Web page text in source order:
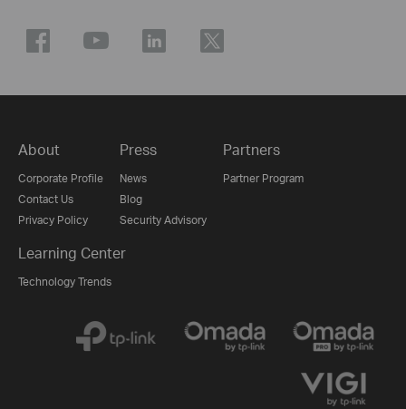
About
Corporate Profile
Contact Us
Privacy Policy
Press
News
Blog
Security Advisory
Partners
Partner Program
Learning Center
Technology Trends